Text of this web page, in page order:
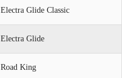
Electra Glide Classic
Electra Glide
Road King